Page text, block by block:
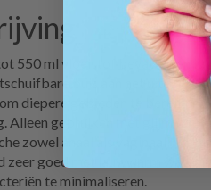
550 ml vloeistof bevatten en is
buis aan het uiteinde,
diepere gebieden te bereiken.
Alleen gebruiken met glijmiddel
zowel anaal als vaginaal?
goed met lauwwarm water
te minimaliseren.